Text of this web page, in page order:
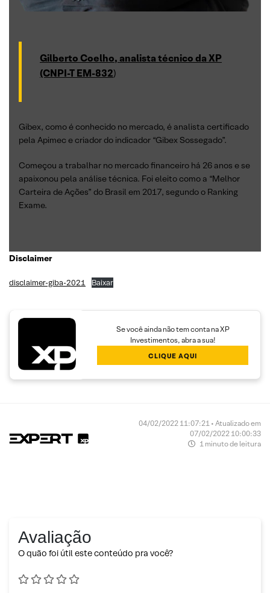
Gilberto Coelho, analista técnico da XP
(CNPI-T EM-832)
Gibex, como é conhecido no mercado, é analista certificado
pela Apimec e criador do indicador “Gibex Sossegado”.
Começou a trabalhar no mercado financeiro há 26 anos e se
apaixonou pela análise técnica. Foi eleito como a “Melhor
Carteira de Ações” do Brasil em 2017, segundo o Ranking
Exame.
Disclaimer
disclaimer-giba-2021 Baixar
Se você ainda não tem conta na XP
Investimentos, abra a sua!
CLIQUE AQUI
04/02/2022 11:07:21 • Atualizado em
07/02/2022 10:00:33
1 minuto de leitura
Avaliação
O quão foi útil este conteúdo pra você?